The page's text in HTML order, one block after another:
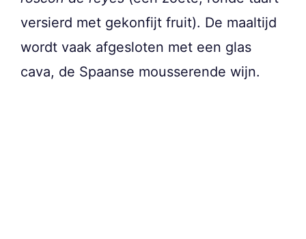
versierd met gekonfijt fruit). De maaltijd
wordt vaak afgesloten met een glas
cava, de Spaanse mousserende wijn.